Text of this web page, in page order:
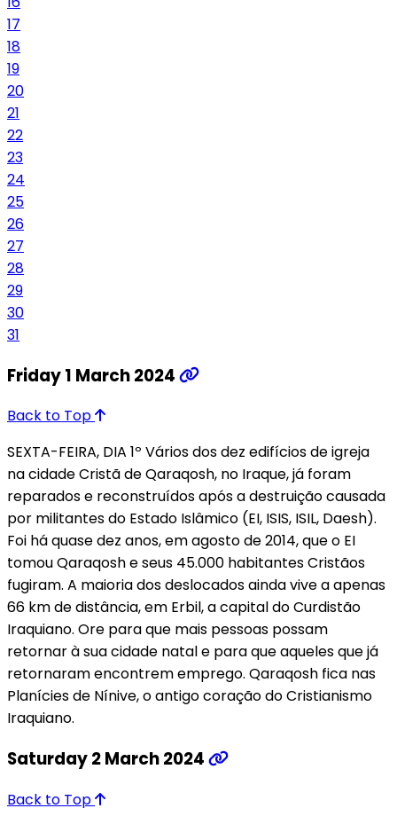
17
18
19
20
21
22
23
24
25
26
27
28
29
30
31
Friday 1 March 2024
Back to Top
SEXTA-FEIRA, DIA 1º Vários dos dez edifícios de igreja
na cidade Cristã de Qaraqosh, no Iraque, já foram
reparados e reconstruídos após a destruição causada
por militantes do Estado Islâmico (EI, ISIS, ISIL, Daesh).
Foi há quase dez anos, em agosto de 2014, que o EI
tomou Qaraqosh e seus 45.000 habitantes Cristãos
fugiram. A maioria dos deslocados ainda vive a apenas
66 km de distância, em Erbil, a capital do Curdistão
Iraquiano. Ore para que mais pessoas possam
retornar à sua cidade natal e para que aqueles que já
retornaram encontrem emprego. Qaraqosh fica nas
Planícies de Nínive, o antigo coração do Cristianismo
Iraquiano.
Saturday 2 March 2024
Back to Top